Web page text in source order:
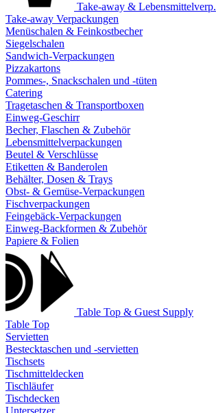
Take-away & Lebensmittelverp.
Take-away Verpackungen
Menüschalen & Feinkostbecher
Siegelschalen
Sandwich-Verpackungen
Pizzakartons
Pommes-, Snackschalen und -tüten
Catering
Tragetaschen & Transportboxen
Einweg-Geschirr
Becher, Flaschen & Zubehör
Lebensmittelverpackungen
Beutel & Verschlüsse
Etiketten & Banderolen
Behälter, Dosen & Trays
Obst- & Gemüse-Verpackungen
Fischverpackungen
Feingebäck-Verpackungen
Einweg-Backformen & Zubehör
Papiere & Folien
Table Top & Guest Supply
Table Top
Servietten
Bestecktaschen und -servietten
Tischsets
Tischmitteldecken
Tischläufer
Tischdecken